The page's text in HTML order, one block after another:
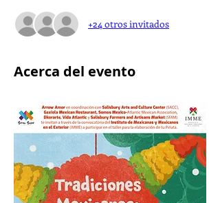
+24 otros invitados
Acerca del evento